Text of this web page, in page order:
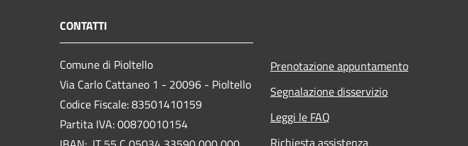
CONTATTI
Comune di Pioltello
Via Carlo Cattaneo 1 - 20096 - Pioltello
Codice Fiscale: 83501410159
Partita IVA: 00870010154
Prenotazione appuntamento
Segnalazione disservizio
Leggi le FAQ
Richiesta assistenza